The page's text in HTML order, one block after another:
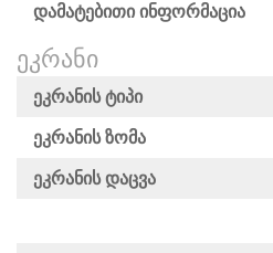
Დამატებითი Ინფორმაცია
ᲔᲙᲠᲐᲜᲘ
Ეკრანის Ტიპი
Ეკრანის Ზომა
Ეკრანის Დაცვა